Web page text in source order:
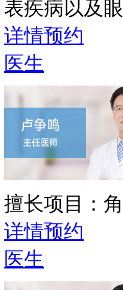
表疾病以及
详情预约
医生
擅长项目：
详情预约
医生